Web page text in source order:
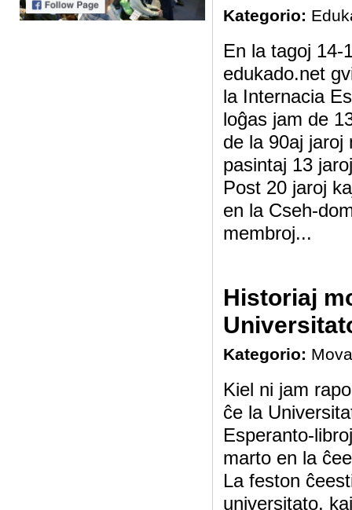
Kategorio:
En la tagoj 14-
edukado.net
la Internacia
loĝas jam de
de la 90aj jaroj
pasintaj 13
Post 20 jaroj
en la Cseh-
membroj...
Historiaj
Kategorio:
Kiel ni jam
ĉe la
Esperanto-
marto en la
La feston
universitato,